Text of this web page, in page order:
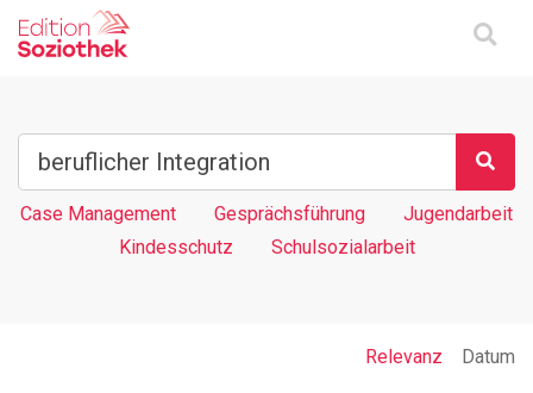
Case Management Gesprächsführung
Jugendarbeit
Kindesschutz
Schulsozialarbeit
Relevanz Datum